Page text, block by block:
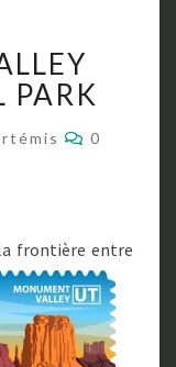
PARK
C
O
A
R
E
0
frontière entre